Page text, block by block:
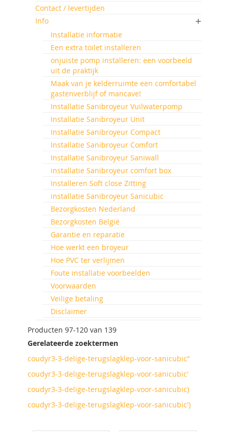
Producten 97-120 van 139
Gerelateerde zoektermen
coudyr3-3-delige-terugslagklep-voor-sanicubic"
coudyr3-3-delige-terugslagklep-voor-sanicubic'
coudyr3-3-delige-terugslagklep-voor-sanicubic)
coudyr3-3-delige-terugslagklep-voor-sanicubic')
Contact / levertijden
Info
Installatie informatie
Een extra toilet installeren
onjuiste pomp installeren: een voorbeeld
uit de praktijk
Maak van je kelderruimte een comfortabel
gastenverblijf of mancave!
Installatie Sanibroyeur Vuilwaterpomp
Installatie Sanibroyeur Unit
Installatie Sanibroyeur Compact
Installatie Sanibroyeur Comfort
Installatie Sanibroyeur Saniwall
installatie Sanibroyeur comfort box
Installeren Soft close Zitting
installatie Sanibroyeur Sanicubic
Bezorgkosten Nederland
Bezorgkosten België
Garantie en reparatie
Hoe werkt een broyeur
Hoe PVC ter verlijmen
Foute installatie voorbeelden
Voorwaarden
Veilige betaling
Disclaimer